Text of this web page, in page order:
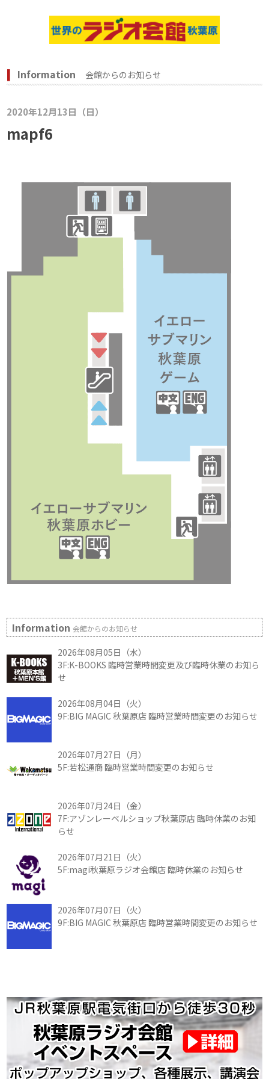
Information 会館からのお知らせ
2020年12月13日（日）
mapf6
Information会館からのお知らせ
2026年08月05日（水）
3F:K-BOOKS 臨時営業時間変更及び臨時休業のお知ら
せ
2026年08月04日（火）
9F:BIG MAGIC 秋葉原店 臨時営業時間変更のお知らせ
2026年07月27日（月）
5F:若松通商 臨時営業時間変更のお知らせ
2026年07月24日（金）
7F:アゾンレーベルショップ秋葉原店 臨時休業のお知
らせ
2026年07月21日（火）
5F:magi秋葉原ラジオ会館店 臨時休業のお知らせ
2026年07月07日（火）
9F:BIG MAGIC 秋葉原店 臨時営業時間変更のお知らせ